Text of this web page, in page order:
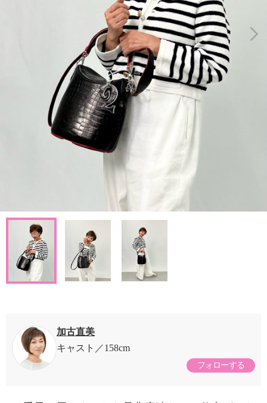
加古直美
キャスト
158cm
フォローする